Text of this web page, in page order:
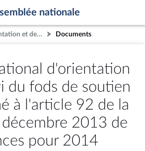
nationale
Comité national d'orientation et de suivi du fods de soutien mentionné à l'article 92 de la loi du 29 décembre 2013 de finances pour 2014 Documents
d'orientation
du fods de soutien
à l'article 92 de la
2013 de
pour 2014